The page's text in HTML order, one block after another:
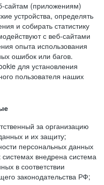
сайтам (приложениям)
устройства, определять
и собирать статистику
с веб-сайтами
опыта использования
ошибок или багов.
для установления
пользователя наших
за организацию
и их защиту;
персональных данных
внедрена система
в соответствии
законодательства РФ;